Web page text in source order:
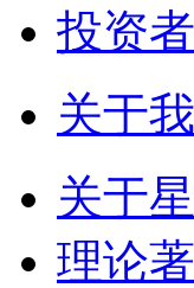
投资
关于
关于
理论